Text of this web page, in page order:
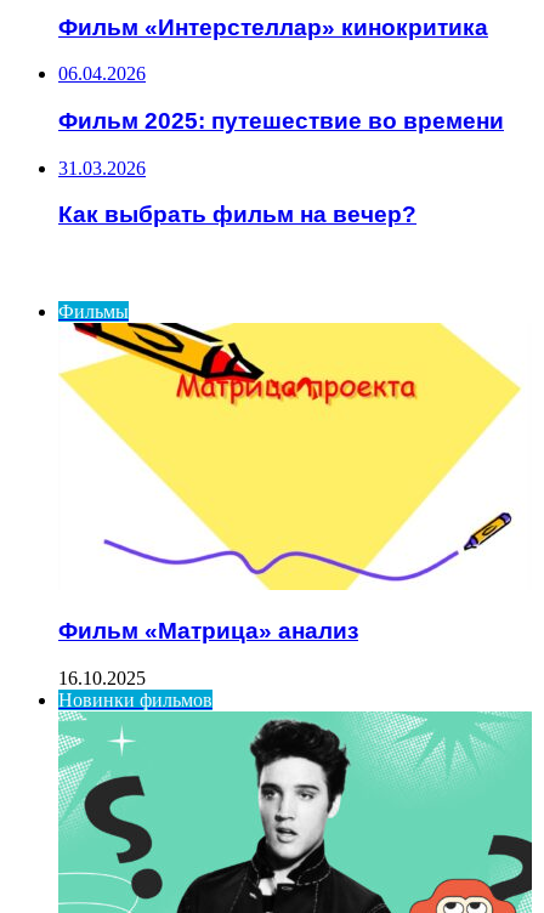
Фильм «Интерстеллар» кинокритика
06.04.2026
Фильм 2025: путешествие во времени
31.03.2026
Как выбрать фильм на вечер?
Фильмы
Фильм «Матрица» анализ
16.10.2025
Новинки фильмов